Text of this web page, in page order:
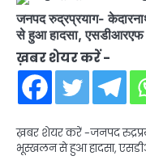
जनपद रुद्रप्रयाग-
से हुआ हादसा, एसडीआरएफ
ख़बर शेयर करें -
ख़बर शेयर करें -जनपद
भूस्खलन से हुआ हादसा,